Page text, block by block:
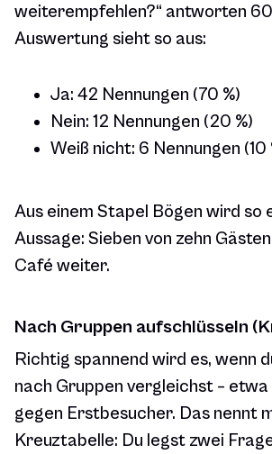
weiterempfehlen?“ antworten
Auswertung sieht so aus:
Ja: 42 Nennungen (70 %)
Nein: 12 Nennungen (20 %)
Weiß nicht: 6 Nennungen (10
Aus einem Stapel Bögen wird so
Aussage: Sieben von zehn
Café weiter.
Nach Gruppen aufschlüsseln
Richtig spannend wird es, wenn
nach Gruppen vergleichst –
gegen Erstbesucher. Das nennt
Kreuztabelle: Du legst zwei